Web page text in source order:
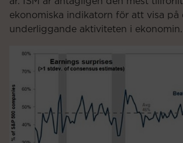
ekonomiska indikatorn för att visa på
underliggande aktiviteten i ekonomin.